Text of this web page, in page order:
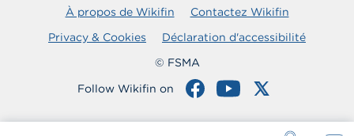
À propos de Wikifin
Contactez Wikifin
Privacy & Cookies
Déclaration d'accessibilité
© FSMA
Follow Wikifin on